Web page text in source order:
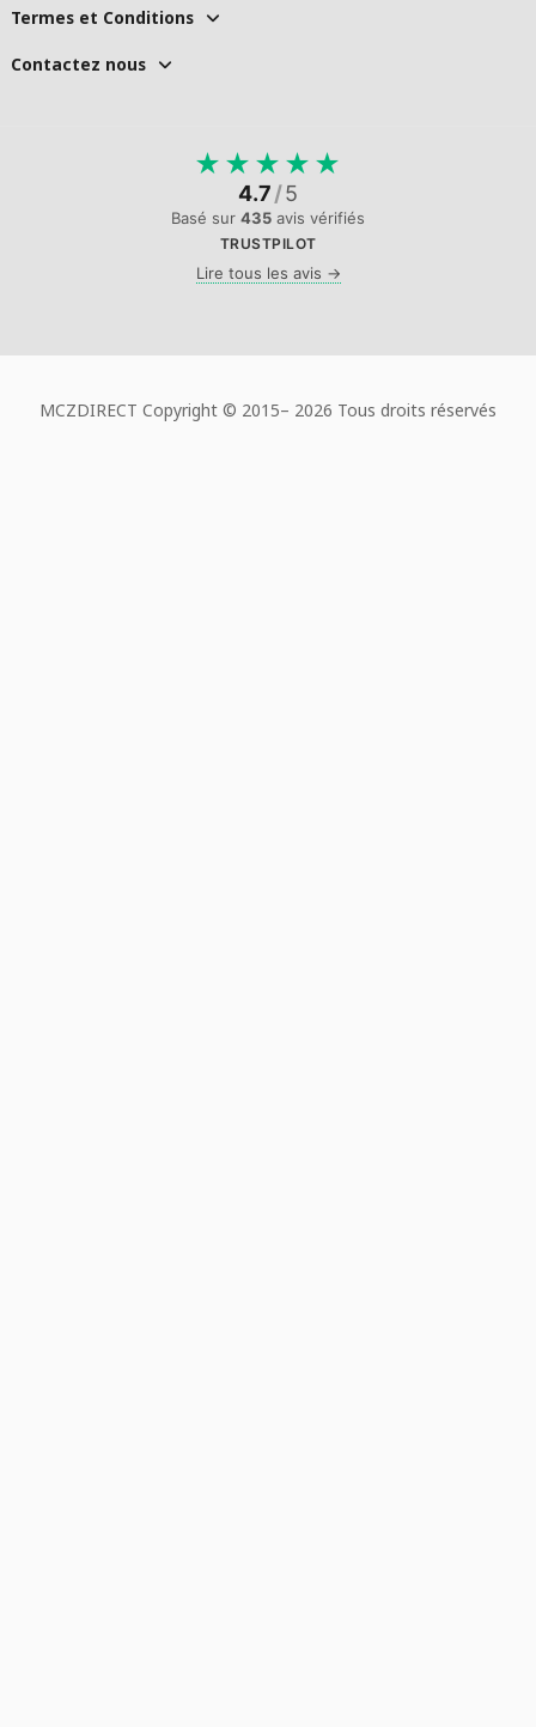
Termes et Conditions
Contactez nous
★ ★ ★ ★ ★
4.7/5
Basé sur 435 avis vérifiés
TRUSTPILOT
Lire tous les avis →
MCZDIRECT Copyright © 2015– 2026 Tous droits réservés